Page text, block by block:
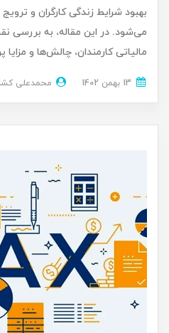
بهبود شرایط زندگی کارگران و
می‌شود. در این مقاله، به بررسی
مالیاتی کارمندان، چالش‌ها و
محمدعلی